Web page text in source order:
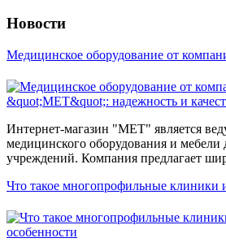
Новости
Медицинское оборудование от
Интернет-магазин "МЕТ" является
медицинского оборудования и
учреждений. Компания предлагает
Что такое многопрофильные клиники